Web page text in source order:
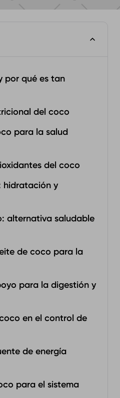
por qué es tan
del coco
para la salud
del coco
hidratación y
alternativa saludable
de coco para la
para la digestión y
en el control de
de energía
para el sistema